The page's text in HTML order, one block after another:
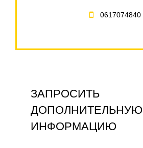
0617074840
ЗАПРОСИТЬ
ДОПОЛНИТЕЛЬНУЮ
ИНФОРМАЦИЮ